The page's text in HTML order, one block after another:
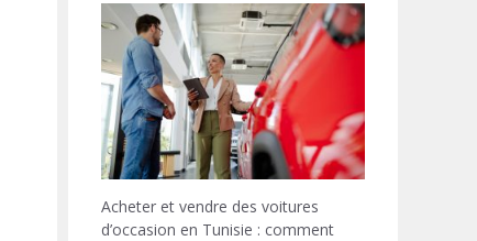
Acheter et vendre des voitures
d’occasion en Tunisie : comment